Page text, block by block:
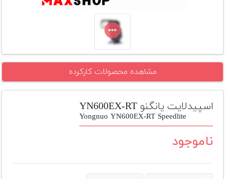
افزودن
دست
دوم
لیست
قیمت
دوربین
مشاهده محصولات کارکرده
اسپیدلایت یانگنو YN600EX-RT
Yongnuo YN600EX-RT Speedlite
ناموجود